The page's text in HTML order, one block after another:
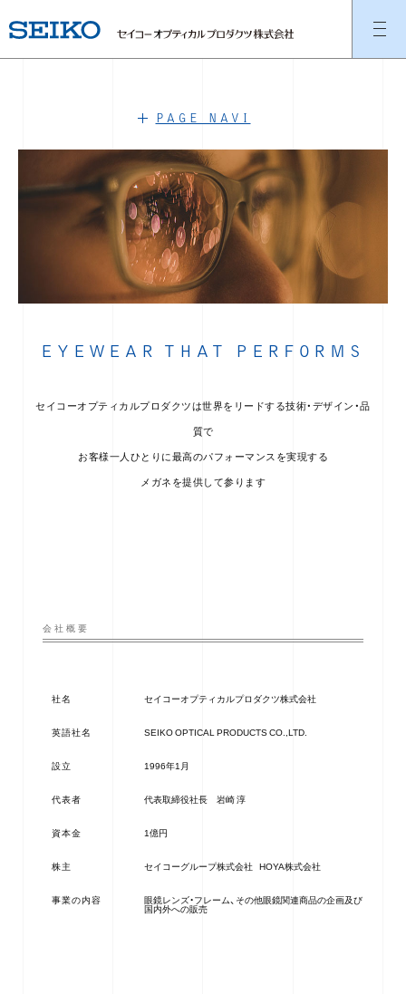
PAGE NAVI
EYEWEAR THAT PERFORMS
セイコーオプティカルプロダクツは世界をリードする技術・デザイン・品
質で
お客様一人ひとりに最高のパフォーマンスを実現する
メガネを提供して参ります
会社概要
社名 セイコーオプティカルプロダクツ株式会社
英語社名 SEIKO OPTICAL PRODUCTS CO.,LTD.
設立 1996年1月
代表者 代表取締役社長 岩崎 淳
資本金 1億円
株主 セイコーグループ株式会社 HOYA株式会社
事業の内容 眼鏡レンズ・フレーム、その他眼鏡関連商品の企画及び
国内外への販売